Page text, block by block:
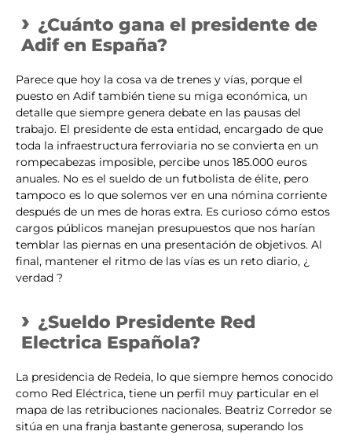
¿Cuánto gana el presidente de
Adif en España?
Parece que hoy la cosa va de trenes y vías, porque el
puesto en Adif también tiene su miga económica, un
detalle que siempre genera debate en las pausas del
trabajo. El presidente de esta entidad, encargado de que
toda la infraestructura ferroviaria no se convierta en un
rompecabezas imposible, percibe unos 185.000 euros
anuales. No es el sueldo de un futbolista de élite, pero
tampoco es lo que solemos ver en una nómina corriente
después de un mes de horas extra. Es curioso cómo estos
cargos públicos manejan presupuestos que nos harían
temblar las piernas en una presentación de objetivos. Al
final, mantener el ritmo de las vías es un reto diario, ¿
verdad ?
¿Sueldo Presidente Red
Electrica Española?
La presidencia de Redeia, lo que siempre hemos conocido
como Red Eléctrica, tiene un perfil muy particular en el
mapa de las retribuciones nacionales. Beatriz Corredor se
sitúa en una franja bastante generosa, superando los